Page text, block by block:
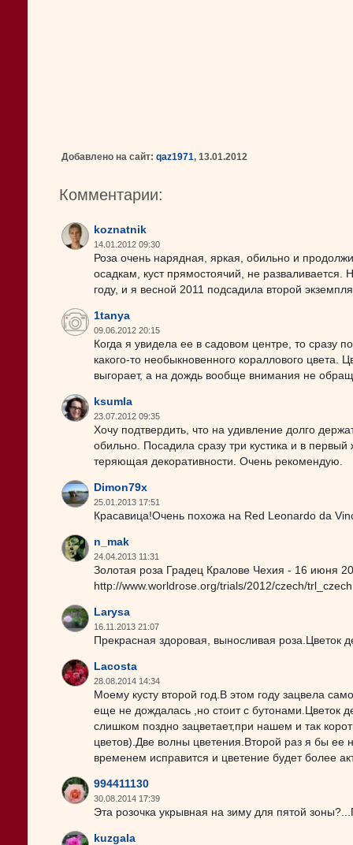
Добавлено на сайт: qaz1971, 13.01.2012
Комментарии:
koznatnik
14.01.2012 09:30
Роза очень нарядная, яркая, обильно и
осадкам, куст прямостоячий, не
году, и я весной 2011 подсадила второй
1tanya
09.06.2012 20:15
Когда я увидела ее в садовом центре, то сразу
какого-то необыкновенного кораллового
выгорает, а на дождь вообще внимания не
ksumla
23.07.2012 09:35
Хочу подтвердить, что на удивление долго
обильно. Посадила сразу три кустика и в
теряющая декоративности. Очень рекомендую.
Dimon79x
25.01.2013 17:51
Красавица!Очень похожа на Red Leonardo da
n_mak
24.04.2013 11:31
Золотая роза Градец Кралове Чехия - 16 июня
http://www.worldrose.org/trials/2012/czech/
Larysa
16.11.2013 21:07
Прекрасная здоровая, выносливая роза.Цветок
Lacosta
28.08.2014 14:34
Моему кусту второй год.В этом году зацвела
еще не дождалась ,но стоит с бутонами.Цветок
слишком поздно зацветает,при нашем и так
цветов).Две волны цветения.Второй раз я бы ее
временем исправится и цветение будет более
994411130
30.08.2014 17:39
Эта розочка укрывная на зиму для пятой
kuzgala